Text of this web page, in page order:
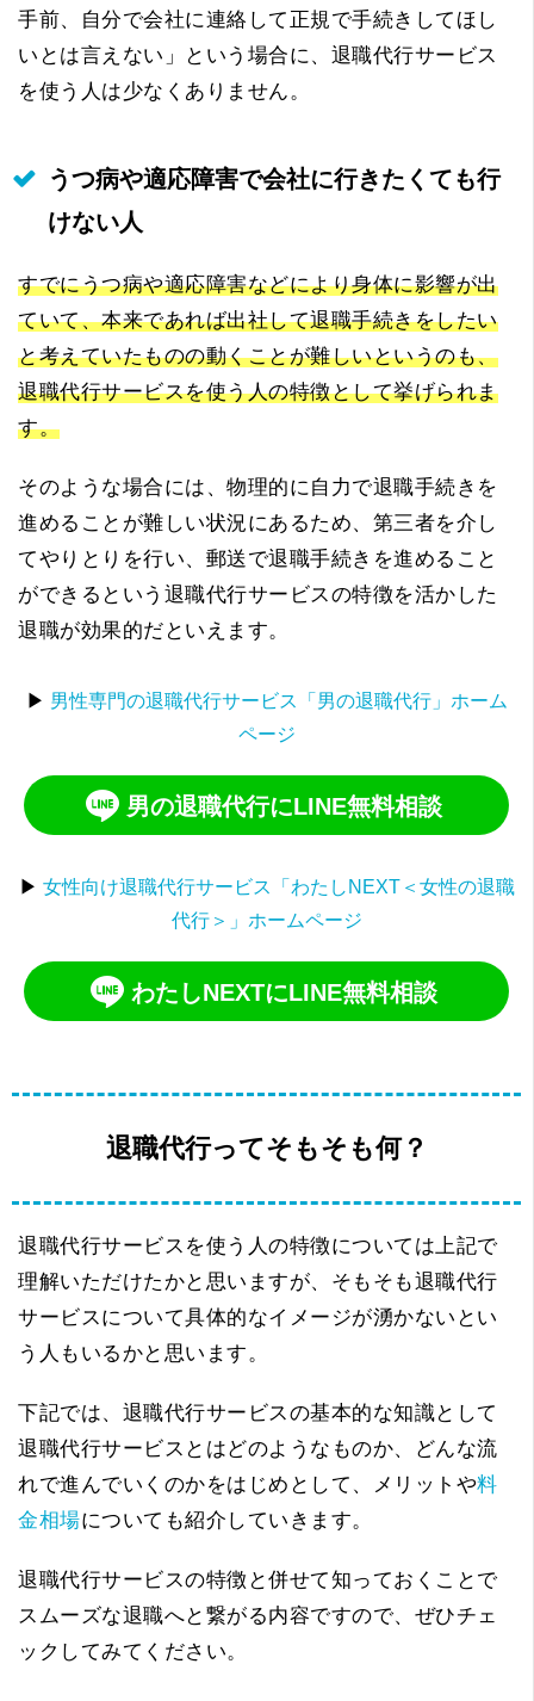
手前、自分で会社に連絡して正規で手続きしてほし
いとは言えない」という場合に、退職代行サービス
を使う人は少なくありません。
うつ病や適応障害で会社に行きたくても行
けない人
すでにうつ病や適応障害などにより身体に影響が出
ていて、本来であれば出社して退職手続きをしたい
と考えていたものの動くことが難しいというのも、
退職代行サービスを使う人の特徴として挙げられま
す。
そのような場合には、物理的に自力で退職手続きを
進めることが難しい状況にあるため、第三者を介し
てやりとりを行い、郵送で退職手続きを進めること
ができるという退職代行サービスの特徴を活かした
退職が効果的だといえます。
▶ 男性専門の退職代行サービス「男の退職代行」ホーム
ページ
男の退職代行にLINE無料相談
▶ 女性向け退職代行サービス「わたしNEXT＜女性の退職
代行＞」ホームページ
わたしNEXTにLINE無料相談
退職代行ってそもそも何？
退職代行サービスを使う人の特徴については上記で
理解いただけたかと思いますが、そもそも退職代行
サービスについて具体的なイメージが湧かないとい
う人もいるかと思います。
下記では、退職代行サービスの基本的な知識として
退職代行サービスとはどのようなものか、どんな流
れで進んでいくのかをはじめとして、メリットや料
金相場についても紹介していきます。
退職代行サービスの特徴と併せて知っておくことで
スムーズな退職へと繋がる内容ですので、ぜひチェ
ックしてみてください。